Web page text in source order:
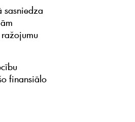
sasniedza
finansiālo